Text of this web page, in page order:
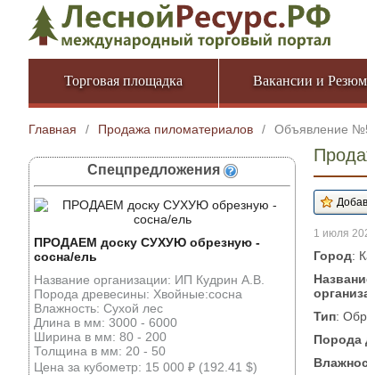
Торговая площадка Вакансии и
Главная / Продажа пиломатериалов / Объявление
Спецпредложения
ПРОДАЕМ доску СУХУЮ обрезную -
сосна/ель
Название организации: ИП Кудрин А.В.
Порода древесины: Хвойные:сосна
Влажность: Сухой лес
Длина в мм: 3000 - 6000
Ширина в мм: 80 - 200
Толщина в мм: 20 - 50
Цена за кубометр: 15 000 ₽ (192.41 $)
1 июля
Город:
Тип:
Порода